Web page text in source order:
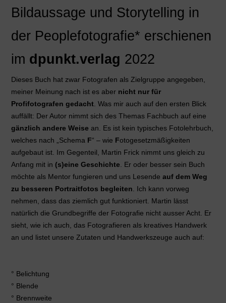
Bildaussage und Storytelling in
der Peoplefotografie* erschienen
im dpunkt.verlag 2022
Dieses Buch hat zwar Fotografen als Zielgruppe angegeben,
meiner Meinung nach ist es aber nicht nur für
Profifotografen gedacht. Was mir auch auf den ersten Blick
auffällt: Der Autor nimmt sich des Themas Fachbuch auf eine
gänzlich andere Weise an. Es ist kein typisches Fotolehrbuch,
welches nach „Schema F“ – wie Fotogesetzmäßigkeiten
aufgebaut ist. Im Gegenteil, Martin Frick nimmt uns gleich zu
Anfang mit in (s)eine Geschichte . Er oder besser sein Buch
möchte als Mentor fungieren und uns Lesende auf dem Weg
zu besseren Portraitfotos begleiten . Ich kann vorweg
nehmen, dass das ziemlich gut funktioniert. Martin lässt
natürlich die Grundbegriffe der Fotografie nicht ausser Acht. Er
sieht, wie ich auch, das Fotografieren als kreatives Handwerk
an und listet unsere Zutaten und Handwerkszeuge auch auf:
° Belichtung
° Blende
° Brennweite